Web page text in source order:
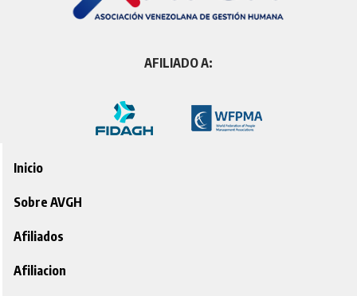
AFILIADO A:
Inicio
Sobre AVGH
Afiliados
Afiliacion